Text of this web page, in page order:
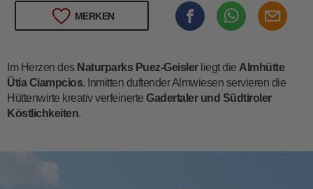
MERKEN
Im Herzen des Naturparks Puez-Geislerliegt die Almhütte
Ütia Ciampcios. Inmitten duftender Almwiesen servieren die
Hüttenwirte kreativ verfeinerte Gadertaler und Südtiroler
Köstlichkeiten.